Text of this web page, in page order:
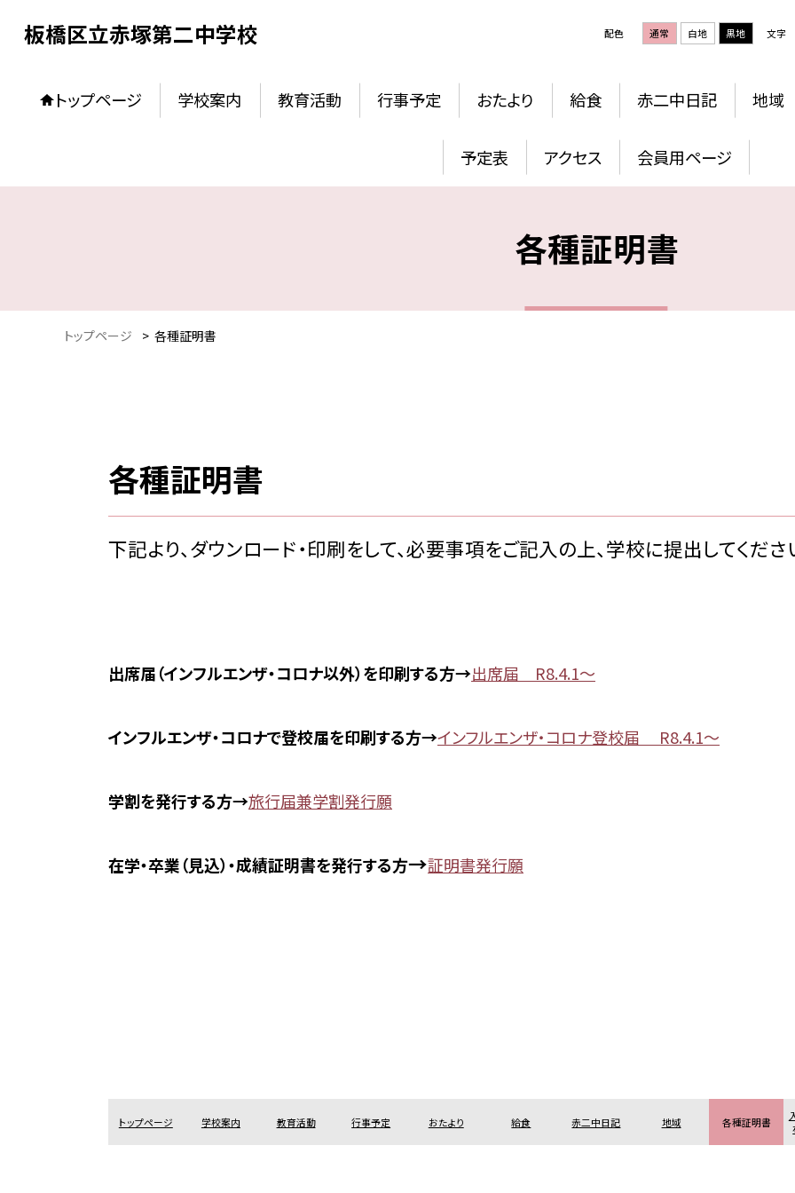
板橋区立赤塚第二中学校 配色 通常 白地 黒地 文字
トップページ 学校案内 教育活動 行事予定 おたより 給食 赤二中日記 地域
予定表 アクセス 会員用ページ
各種証明書
トップページ > 各種証明書
各種証明書
下記より、ダウンロード・印刷をして、必要事項をご記入の上、学校に提出してくださ
出席届（インフルエンザ・コロナ以外）を印刷する方→出席届 R8.4.1～
インフルエンザ・コロナで登校届を印刷する方→インフルエンザ・コロナ登校届 R8.4.1～
学割を発行する方→旅行届兼学割発行願
在学・卒業（見込）・成績証明書を発行する方→証明書発行願
トップページ 学校案内 教育活動 行事予定 おたより 給食 赤二中日記 地域 各種証明書